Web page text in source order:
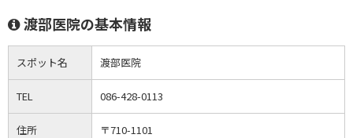
渡部医院の基本情報
スポット名 渡部医院
TEL 086-428-0113
住所
〒710-1101